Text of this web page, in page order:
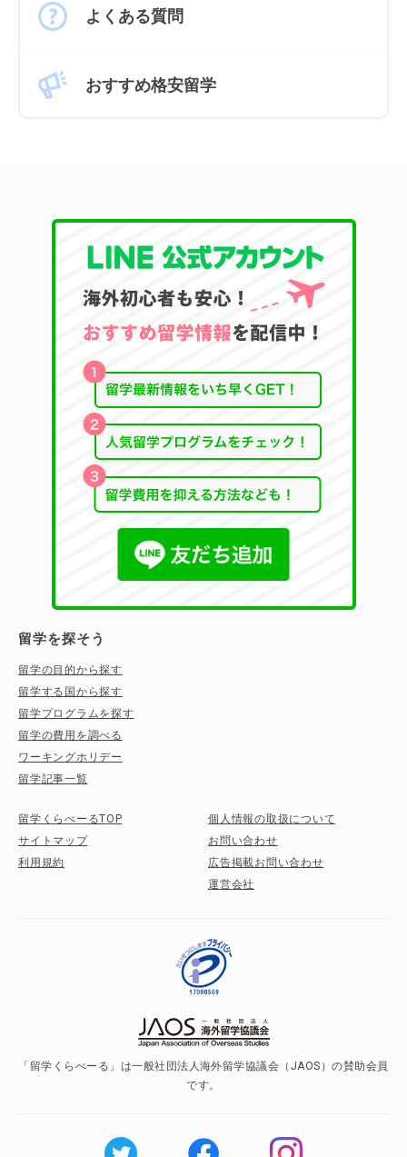
よくある質問
おすすめ格安留学
留学を探そう
留学の目的から探す
留学する国から探す
留学プログラムを探す
留学の費用を調べる
ワーキングホリデー
留学記事一覧
留学くらべーるTOP
サイトマップ
利用規約
個人情報の取扱について
お問い合わせ
広告掲載お問い合わせ
運営会社
「留学くらべーる」は一般社団法人海外留学協議会（JAOS）の賛助会員
です。